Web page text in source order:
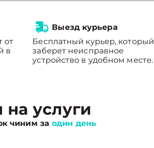
от
в
Выезд курьера
Бесплатный курьер, который
заберет неисправное
устройство в удобном месте.
услуги
чиним заодин день